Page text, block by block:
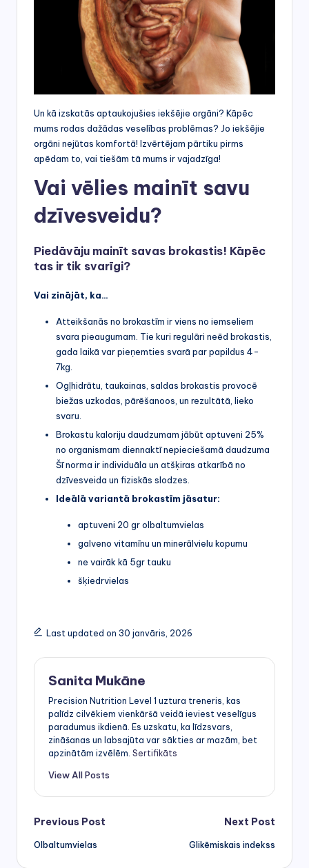
Un kā izskatās aptaukojušies iekšējie orgāni? Kāpēc
mums rodas dažādas veselības problēmas? Jo iekšējie
orgāni nejūtas komfortā! Izvērtējam pārtiku pirms
apēdam to, vai tiešām tā mums ir vajadzīga!
Vai vēlies mainīt savu
dzīvesveidu?
Piedāvāju mainīt savas brokastis! Kāpēc
tas ir tik svarīgi?
Vai zinājāt, ka…
Atteikšanās no brokastīm ir viens no iemseliem
svara pieaugumam. Tie kuri regulāri neēd brokastis,
gada laikā var pieņemties svarā par papildus 4-
7kg.
Ogļhidrātu, taukainas, saldas brokastis provocē
biežas uzkodas, pārēšanoos, un rezultātā, lieko
svaru.
Brokastu kaloriju daudzumam jābūt aptuveni 25%
no organismam diennaktī nepieciešamā daudzuma
Šī norma ir individuāla un atšķiras atkarībā no
dzīvesveida un fiziskās slodzes.
Ideālā variantā brokastīm jāsatur:
aptuveni 20 gr olbaltumvielas
galveno vitamīnu un minerālvielu kopumu
ne vairāk kā 5gr tauku
šķiedrvielas
Last updated on 30 janvāris, 2026
Sanita Mukāne
Precision Nutrition Level 1 uztura treneris, kas
palīdz cilvēkiem vienkāršā veidā ieviest veselīgus
paradumus ikdienā. Es uzskatu, ka līdzsvars,
zināšanas un labsajūta var sākties ar mazām, bet
apzinātām izvēlēm. Sertifikāts
View All Posts
Post
navigation
Previous Post
Olbaltumvielas
Next Post
Glikēmiskais indekss